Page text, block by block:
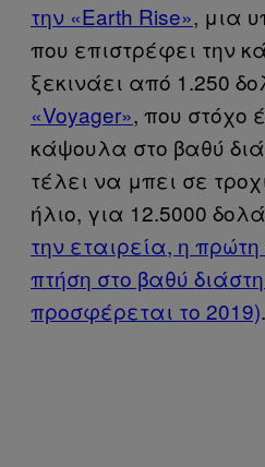
την «Earth Rise», μια
που επιστρέφει την
ξεκινάει από 1.250
«Voyager», που στόχο
κάψουλα στο βαθύ
τέλει να μπει σε
ήλιο, για 12.5000
την εταιρεία, η
πτήση στο βαθύ
προσφέρεται το 2019).